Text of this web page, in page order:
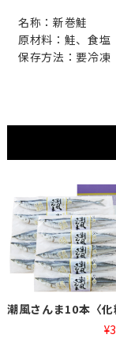
名称：新巻鮭
原材料：鮭、食塩
保存方法：要冷凍
潮風さんま10本〈化